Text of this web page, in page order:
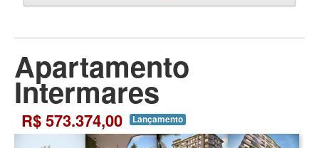
Apartamento
Intermares
R$ 573.374,00 Lançamento